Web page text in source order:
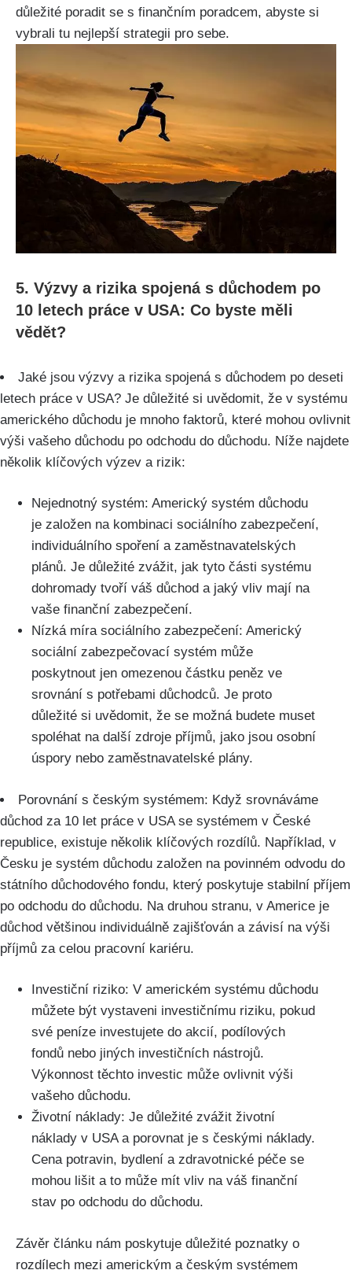
důležité poradit se s finančním poradcem, abyste si
vybrali tu nejlepší strategii pro sebe.
5. Výzvy a rizika spojená s důchodem po
10 letech práce v USA: Co byste měli
vědět?
Jaké jsou výzvy a rizika spojená s důchodem po deseti
letech práce v USA? Je důležité si uvědomit, že v systému
amerického důchodu je mnoho faktorů, které mohou ovlivnit
výši vašeho důchodu po odchodu do důchodu. Níže najdete
několik klíčových výzev a rizik:
Nejednotný systém: Americký systém důchodu
je založen na kombinaci sociálního zabezpečení,
individuálního spoření a zaměstnavatelských
plánů. Je důležité zvážit, jak tyto části systému
dohromady tvoří váš důchod a jaký vliv mají na
vaše finanční zabezpečení.
Nízká míra sociálního zabezpečení: Americký
sociální zabezpečovací systém může
poskytnout jen omezenou částku peněz ve
srovnání s potřebami důchodců. Je proto
důležité si uvědomit, že se možná budete muset
spoléhat na další zdroje příjmů, jako jsou osobní
úspory nebo zaměstnavatelské plány.
Porovnání s českým systémem: Když srovnáváme
důchod za 10 let práce v USA se systémem v České
republice, existuje několik klíčových rozdílů. Například, v
Česku je systém důchodu založen na povinném odvodu do
státního důchodového fondu, který poskytuje stabilní příjem
po odchodu do důchodu. Na druhou stranu, v Americe je
důchod většinou individuálně zajišťován a závisí na výši
příjmů za celou pracovní kariéru.
Investiční riziko: V americkém systému důchodu
můžete být vystaveni investičnímu riziku, pokud
své peníze investujete do akcií, podílových
fondů nebo jiných investičních nástrojů.
Výkonnost těchto investic může ovlivnit výši
vašeho důchodu.
Životní náklady: Je důležité zvážit životní
náklady v USA a porovnat je s českými náklady.
Cena potravin, bydlení a zdravotnické péče se
mohou lišit a to může mít vliv na váš finanční
stav po odchodu do důchodu.
Závěr článku nám poskytuje důležité poznatky o
rozdílech mezi americkým a českým systémem